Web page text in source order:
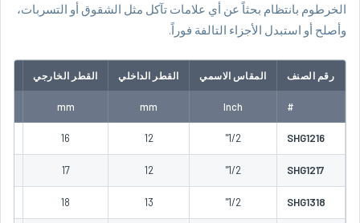
الخرطوم بانتظام بحثاً عن أي علامات تآكل مثل الشقوق أو التسربات،
وأصلح أو استبدل الأجزاء التالفة فوراً.
رقم الصنف المقاس الاسمي القطر الداخلي القطر الخارجي
#
Inch
mm
mm
SHG1216
1/2"
12
16
SHG1217
1/2"
12
17
SHG1318
1/2"
13
18